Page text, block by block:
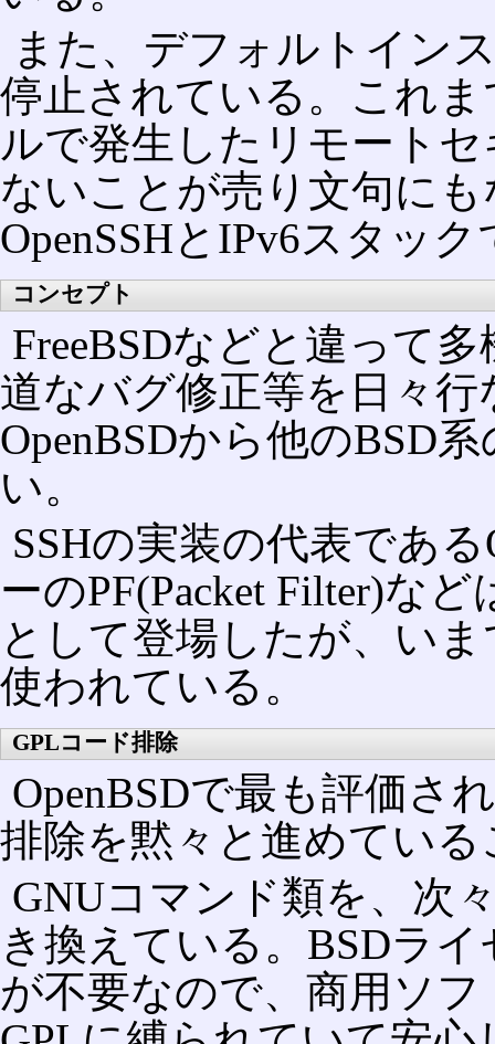
また、デフォルトイン
停止されている。これ
ルで発生したリモート
ないことが売り文句に
OpenSSHとIPv6スタッ
コンセプト
FreeBSDなどと違って
道なバグ修正等を日々
OpenBSDから他のBSD
い。
SSHの実装の代表であ
ーのPF(Packet Filter)な
として登場したが、い
使われている。
GPLコード排除
OpenBSDで最も評価さ
排除を黙々と進めてい
GNUコマンド類を、次
き換えている。BSDラ
が不要なので、商用ソ